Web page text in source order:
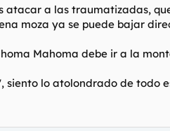
atacar a las traumatizadas,
moza ya se puede bajar
Mahoma debe ir a la
siento lo atolondrado de